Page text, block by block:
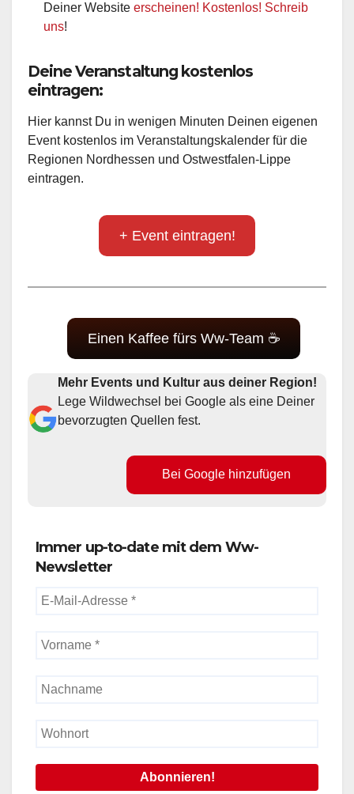
Deiner Website erscheinen! Kostenlos! Schreib
uns!
Deine Veranstaltung kostenlos
eintragen:
Hier kannst Du in wenigen Minuten Deinen eigenen
Event kostenlos im Veranstaltungskalender für die
Regionen Nordhessen und Ostwestfalen-Lippe
eintragen.
+ Event eintragen!
Einen Kaffee fürs Ww-Team ☕
Mehr Events und Kultur aus deiner Region!
Lege Wildwechsel bei Google als eine Deiner
bevorzugten Quellen fest.
Bei Google hinzufügen
Immer up-to-date mit dem Ww-
Newsletter